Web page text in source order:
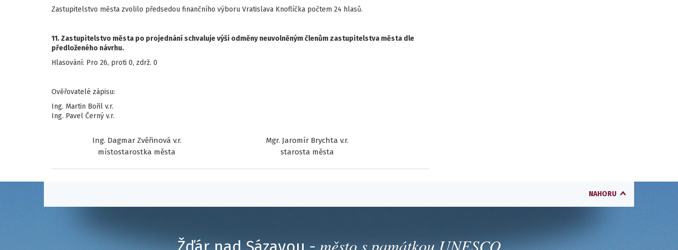
Zastupitelstvo města zvolilo předsedou finančního výboru Vratislava Knoflíčka počtem 24 hlasů.
11. Zastupitelstvo města po projednání schvaluje výši odměny neuvolněným členům zastupitelstva města dle
předloženého návrhu.
Hlasování: Pro 26, proti 0, zdrž. 0
Ověřovatelé zápisu:
Ing. Martin Bořil v.r.
Ing. Pavel Černý v.r.
Ing. Dagmar Zvěřinová v.r.
Mgr. Jaromír Brychta v.r.
místostarostka města
starosta města
NAHORU